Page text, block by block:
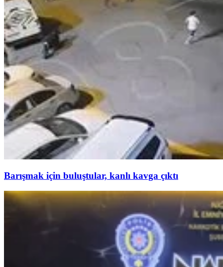
Barışmak için buluştular, kanlı kavga çıktı